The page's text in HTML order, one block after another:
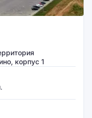
корпус 1